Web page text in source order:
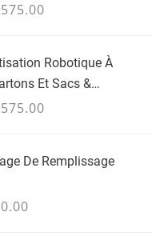
Robotique À
Et Sacs &
JUILLET
De Remplissage